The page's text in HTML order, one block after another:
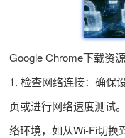
Google Chrome下载资
1. 检查网络连接：确保
页或进行网络速度测试
络环境，如从Wi-Fi切换